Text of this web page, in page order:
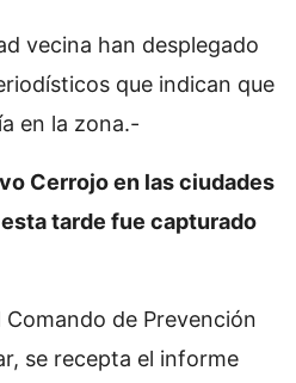
vecina han desplegado
que indican que
en la zona.-
Cerrojo en las ciudades
tarde fue capturado
de Prevención
se recepta el informe